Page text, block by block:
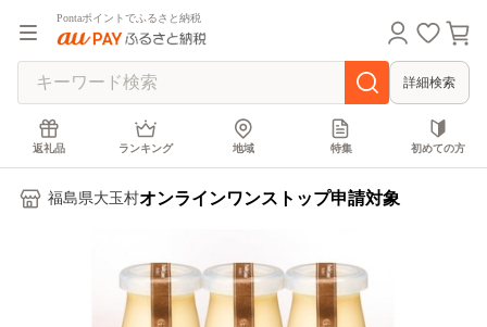
Pontaポイントでふるさと納税
詳細検索
返礼品 ランキング 地域 特集 初めての方
福島県大玉村オンラインワンストップ申請対象